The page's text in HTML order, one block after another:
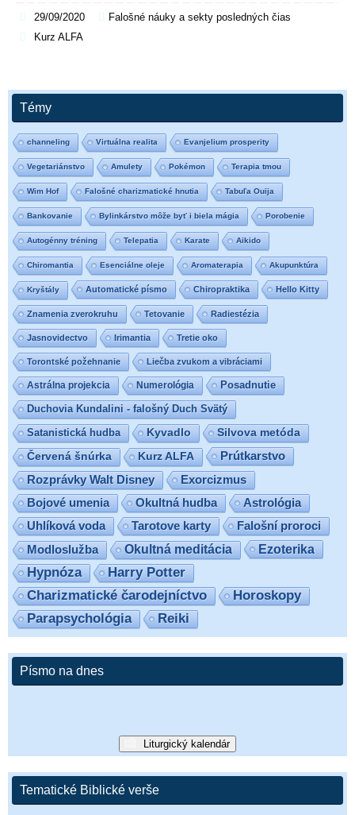
29/09/2020
Falošné náuky a sekty posledných čias
Kurz ALFA
Témy
channeling Virtuálna realita Evanjelium prosperity
Vegetariánstvo Amulety Pokémon Terapia tmou
Wim Hof Falošné charizmatické hnutia Tabuľa Ouija
Bankovanie Bylinkárstvo môže byť i biela mágia Porobenie
Autogénny tréning Telepatia Karate Aikido
Chiromantia Esenciálne oleje Aromaterapia Akupunktúra
Kryštály Automatické písmo Chiropraktika Hello Kitty
Znamenia zverokruhu Tetovanie Radiestézia
Jasnovidectvo Irimantia Tretie oko
Torontské požehnanie Liečba zvukom a vibráciami
Astrálna projekcia Numerológia
Posadnutie
Duchovia Kundalini - falošný Duch Svätý
Satanistická hudba
Kyvadlo
Silvova metóda
Červená šnúrka
Kurz ALFA
Prútkarstvo
Rozprávky Walt Disney
Exorcizmus
Bojové umenia
Okultná hudba
Astrológia
Uhlíková voda
Tarotove karty
Falošní proroci
Modloslužba
Okultná meditácia Ezoterika
Hypnóza
Harry Potter
Charizmatické čarodejníctvo
Horoskopy
Parapsychológia
Reiki
Písmo na dnes
Liturgický kalendár
Tematické Biblické verše